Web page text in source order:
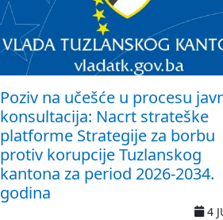
Poziv na učešće u procesu
konsultacija: Nacrt strateške
platforme Strategije za borbu
protiv korupcije Tuzlanskog
kantona za period 2026-2034.
godina
4